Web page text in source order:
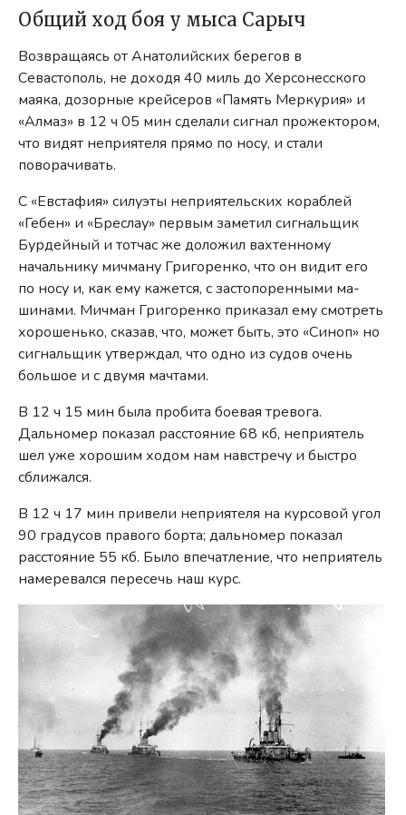
Общий ход боя у мыса Сарыч
Возвращаясь от Анатолийских берегов в
Севастополь, не доходя 40 миль до Херсонесского
маяка, дозорные крейсеров «Па­мять Меркурия» и
«Алмаз» в 12 ч 05 мин сделали сигнал прожекто­ром,
что видят неприятеля прямо по носу, и стали
поворачивать.
С «Евстафия» силуэты неприятельских кораблей
«Гебен» и «Бреслау» первым заметил сигнальщик
Бурдейный и тотчас же доложил вахтенному
начальнику мичману Григоренко, что он видит его
по носу и, как ему кажется, с застопоренными ма­
шинами. Мичман Григоренко приказал ему смотреть
хорошень­ко, сказав, что, может быть, это «Синоп» но
сигнальщик утверж­дал, что одно из судов очень
большое и с двумя мачтами.
В 12 ч 15 мин была пробита боевая тревога.
Дальномер показал расстояние 68 кб, неприятель
шел уже хорошим ходом нам навстречу и быстро
сближался.
В 12 ч 17 мин привели неприятеля на курсовой угол
90 градусов правого борта; дальномер показал
расстояние 55 кб. Было впе­чатление, что неприятель
намеревался пересечь наш курс.